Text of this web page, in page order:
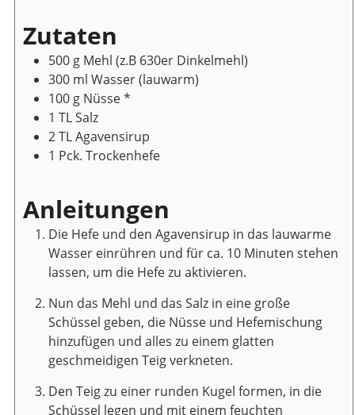
Zutaten
500 g Mehl (z.B 630er Dinkelmehl)
300 ml Wasser(lauwarm)
100 g Nüsse*
1 TLSalz
2TLAgavensirup
1 Pck. Trockenhefe
Anleitungen
Die Hefe und den Agavensirup in das lauwarme
Wasser einrühren und für ca. 10 Minuten stehen
lassen, um die Hefe zu aktivieren.
Nun das Mehl und das Salz in eine große
Schüssel geben, die Nüsse und Hefemischung
hinzufügen und alles zu einem glatten
geschmeidigen Teig verkneten.
Den Teig zu einer runden Kugel formen, in die
Schüssel legen und mit einem feuchten